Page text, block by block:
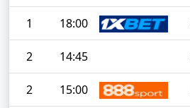
1 18:00
2 14:45
2 15:00